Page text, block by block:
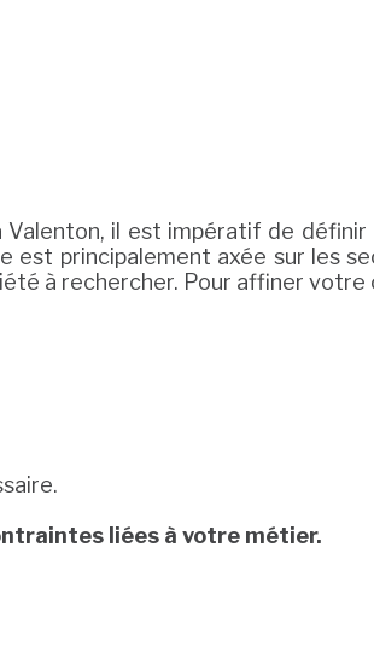
il est impératif de
est principalement axée sur les
à rechercher. Pour affiner votre
liées à votre métier.